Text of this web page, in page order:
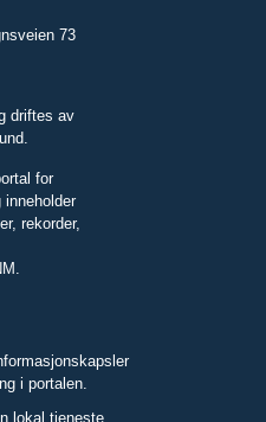
73
driftes av
for
rekorder,
i portalen.
lokal tjeneste